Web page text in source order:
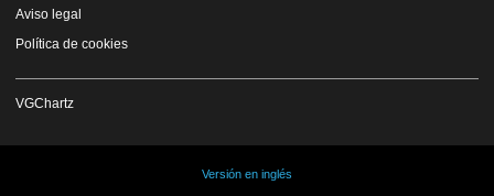
Aviso legal
Política de cookies
VGChartz
Versión en inglés